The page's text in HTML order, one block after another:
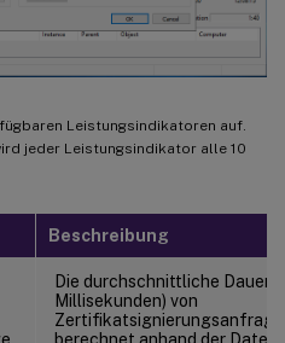
Leistungsindikatoren auf.
jeder Leistungsindikator alle 10
Beschreibung
Die durchschnittliche Dauer
Millisekunden) von